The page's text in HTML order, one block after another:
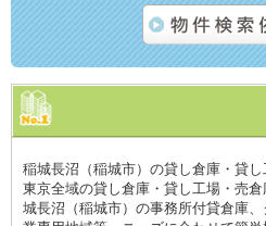
稲城長沼（稲城市）の貸し倉庫・貸
東京全域の貸し倉庫・貸し工場・売
城長沼（稲城市）の事務所付貸倉庫